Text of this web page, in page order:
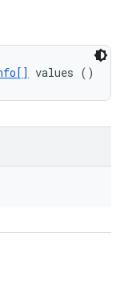
values ()